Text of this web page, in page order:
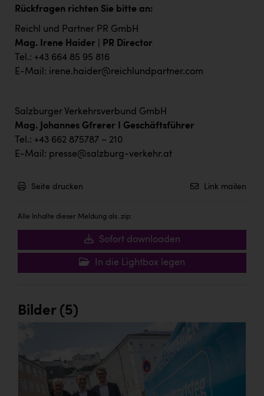
Rückfragen richten Sie bitte an:
Reichl und Partner PR GmbH
Mag. Irene Haider | PR Director
Tel.: +43 664 85 95 816
E-Mail: irene.haider@reichlundpartner.com
Salzburger Verkehrsverbund GmbH
Mag. Johannes Gfrerer I Geschäftsführer
Tel.: +43 662 875787 – 210
E-Mail: presse@salzburg-verkehr.at
Seite drucken Link mailen
Alle Inhalte dieser Meldung als .zip:
Sofort downloaden
In die Lightbox legen
Bilder (5)